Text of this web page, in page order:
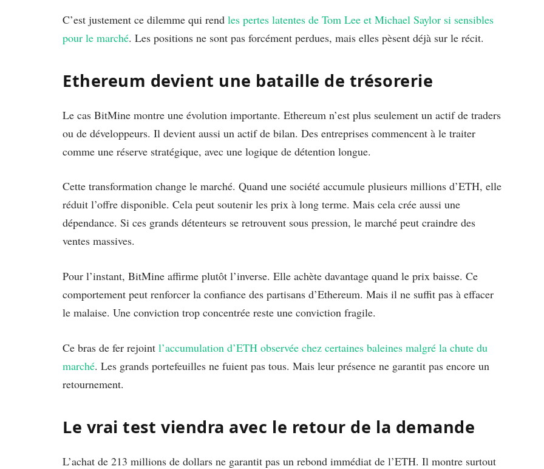
C’est justement ce dilemme qui rend les pertes latentes de Tom Lee et Michael Saylor si sensibles
pour le marché. Les positions ne sont pas forcément perdues, mais elles pèsent déjà sur le récit.
Ethereum devient une bataille de trésorerie
Le cas BitMine montre une évolution importante. Ethereum n’est plus seulement un actif de traders
ou de développeurs. Il devient aussi un actif de bilan. Des entreprises commencent à le traiter
comme une réserve stratégique, avec une logique de détention longue.
Cette transformation change le marché. Quand une société accumule plusieurs millions d’ETH, elle
réduit l’offre disponible. Cela peut soutenir les prix à long terme. Mais cela crée aussi une
dépendance. Si ces grands détenteurs se retrouvent sous pression, le marché peut craindre des
ventes massives.
Pour l’instant, BitMine affirme plutôt l’inverse. Elle achète davantage quand le prix baisse. Ce
comportement peut renforcer la confiance des partisans d’Ethereum. Mais il ne suffit pas à effacer
le malaise. Une conviction trop concentrée reste une conviction fragile.
Ce bras de fer rejoint l’accumulation d’ETH observée chez certaines baleines malgré la chute du
marché. Les grands portefeuilles ne fuient pas tous. Mais leur présence ne garantit pas encore un
retournement.
Le vrai test viendra avec le retour de la demande
L’achat de 213 millions de dollars ne garantit pas un rebond immédiat de l’ETH. Il montre surtout